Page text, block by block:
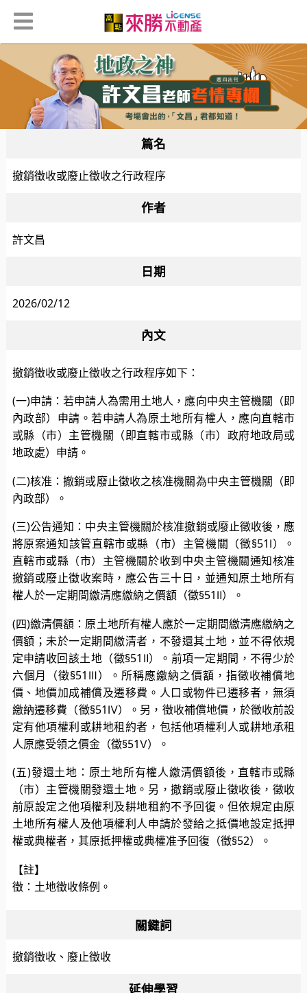
篇名
撤銷徵收或廢止徵收之行政程序
作者
許文昌
日期
2026/02/12
內文
撤銷徵收或廢止徵收之行政程序如下：
(一)申請：若申請人為需用土地人，應向中央主管機關（即
內政部）申請。若申請人為原土地所有權人，應向直轄市
或縣（市）主管機關（即直轄市或縣（市）政府地政局或
地政處）申請。
(二)核准：撤銷或廢止徵收之核准機關為中央主管機關（即
內政部）。
(三)公告通知：中央主管機關於核准撤銷或廢止徵收後，應
將原案通知該管直轄市或縣（市）主管機關（徵§51Ⅰ）。
直轄市或縣（市）主管機關於收到中央主管機關通知核准
撤銷或廢止徵收案時，應公告三十日，並通知原土地所有
權人於一定期間繳清應繳納之價額（徵§51Ⅱ）。
(四)繳清價額：原土地所有權人應於一定期間繳清應繳納之
價額；未於一定期間繳清者，不發還其土地，並不得依規
定申請收回該土地（徵§51Ⅱ）。前項一定期間，不得少於
六個月（徵§51Ⅲ）。所稱應繳納之價額，指徵收補償地
價、地價加成補償及遷移費。人口或物件已遷移者，無須
繳納遷移費（徵§51Ⅳ）。另，徵收補償地價，於徵收前設
定有他項權利或耕地租約者，包括他項權利人或耕地承租
人原應受領之價金（徵§51Ⅴ）。
(五)發還土地：原土地所有權人繳清價額後，直轄市或縣
（市）主管機關發還土地。另，撤銷或廢止徵收後，徵收
前原設定之他項權利及耕地租約不予回復。但依規定由原
土地所有權人及他項權利人申請於發給之抵價地設定抵押
權或典權者，其原抵押權或典權准予回復（徵§52）。
【註】
徵：土地徵收條例。
關鍵詞
撤銷徵收、廢止徵收
延伸學習